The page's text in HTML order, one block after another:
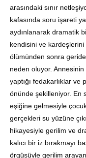
arasındaki sınır
kafasında soru işareti
aydınlanarak dramatik
kendisini ve
ölümünden sonra
neden oluyor.
yaptığı fedakarlıklar
önünde şekilleniyor. En
eşiğine gelmesiyle
gerçekleri su yüzüne
hikayesiyle gerilim ve
kalıcı bir iz bırakmayı
örgüsüyle gerilim